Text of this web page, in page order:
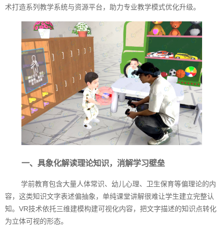
术打造系列教学系统与资源平台，助力专业教学模式优化升级。
一、具象化解读理论知识，消解学习壁垒
学前教育包含大量人体常识、幼儿心理、卫生保育等偏理论的内
容，这类知识文字表述偏抽象，单纯课堂讲解很难让学生建立完整认
知。VR技术依托三维建模构建可视化内容，把文字描述的知识点转化
为立体可视的形态。